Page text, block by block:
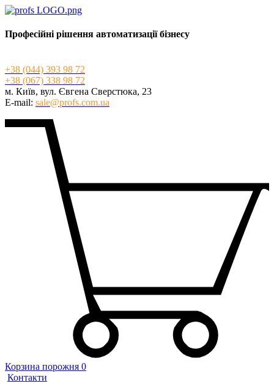
Професійні рішення автоматизації бізнесу
+38 (044) 393 98 72
+38 (067) 338 98 72
м. Київ, вул. Євгена Сверстюка, 23
E-mail: sale@profs.com.ua
Корзина порожня 0
Контакти